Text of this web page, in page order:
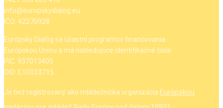
info@europskydialog.eu
IČO: 42270928
Európsky Dialóg sa účastní programov financovania
Európskou Úniou a má nasledujúce identifikačné čísla:
PIC: 937013405
OID: E10033715
Je tiež registrovaný ako mládežnícka organizácia Európskou